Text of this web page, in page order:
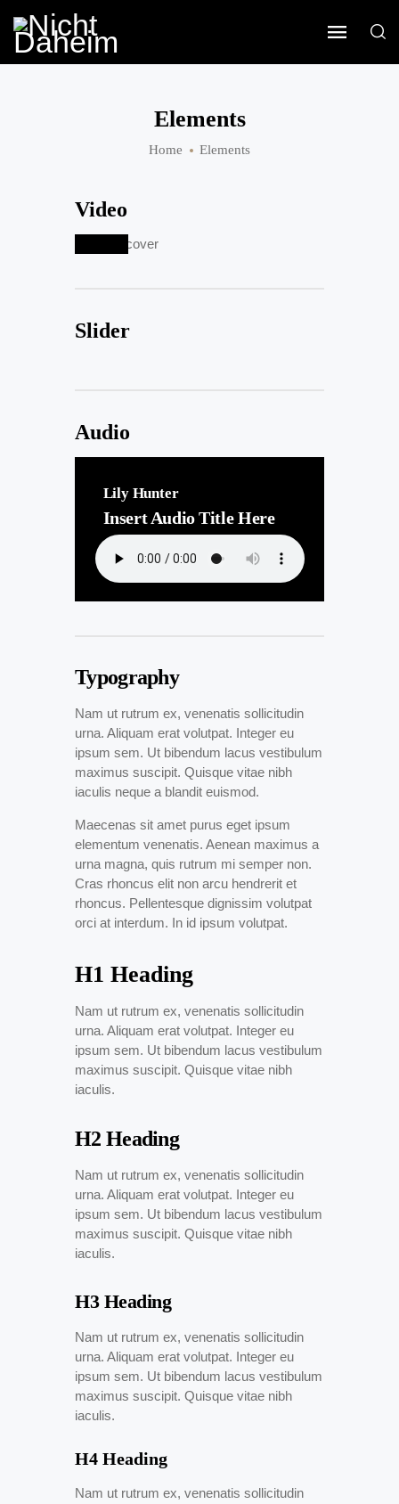
Elements
Home Elements
Video
Slider
Audio
Lily Hunter
Insert Audio Title Here
Typography
Nam ut rutrum ex, venenatis sollicitudin
urna. Aliquam erat volutpat. Integer eu
ipsum sem. Ut bibendum lacus vestibulum
maximus suscipit. Quisque vitae nibh
iaculis neque a blandit euismod.
Maecenas sit amet purus eget ipsum
elementum venenatis. Aenean maximus a
urna magna, quis rutrum mi semper non.
Cras rhoncus elit non arcu hendrerit et
rhoncus. Pellentesque dignissim volutpat
orci at interdum. In id ipsum volutpat.
H1 Heading
Nam ut rutrum ex, venenatis sollicitudin
urna. Aliquam erat volutpat. Integer eu
ipsum sem. Ut bibendum lacus vestibulum
maximus suscipit. Quisque vitae nibh
iaculis.
H2 Heading
Nam ut rutrum ex, venenatis sollicitudin
urna. Aliquam erat volutpat. Integer eu
ipsum sem. Ut bibendum lacus vestibulum
maximus suscipit. Quisque vitae nibh
iaculis.
H3 Heading
Nam ut rutrum ex, venenatis sollicitudin
urna. Aliquam erat volutpat. Integer eu
ipsum sem. Ut bibendum lacus vestibulum
maximus suscipit. Quisque vitae nibh
iaculis.
H4 Heading
Nam ut rutrum ex, venenatis sollicitudin